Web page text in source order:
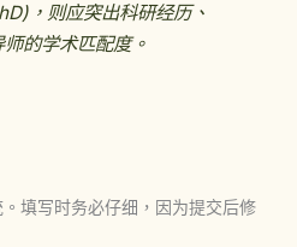
，则应突出科研经历、
的学术匹配度。
填写时务必仔细，因为提交后修